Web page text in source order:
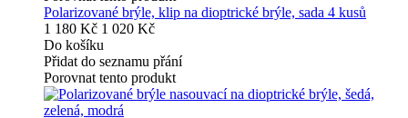
Polarizované brýle, klip na dioptrické brýle, sada 4 kusů
1 180 Kč 1 020 Kč
Do košíku
Přidat do seznamu přání
Porovnat tento produkt